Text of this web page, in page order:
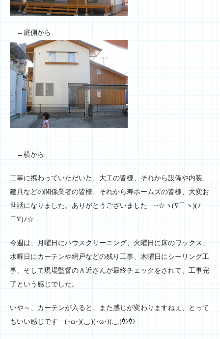
←庭側から
←横から
工事に携わっていただいた、大工の皆様、それから設備や内装、
建具などの関係業者の皆様、それから寿ホームズの皆様、大変お
世話になりました。ありがとうございました ~☆ヽ(∇⌒ヽ)(ﾉ
⌒∇)ﾉ☆
今週は、月曜日にハウスクリーニング、火曜日に床のワックス、
水曜日にカーテンや網戸などの残り工事、木曜日にシーリング工
事、そして現場監督のＡ近さんが最終チェックをされて、工事完
了という感じでした。
いや～、カーテンが入ると、また感じが変わりますねぇ、とって
もいい感じです (･ω･)(._.)(･ω･)(._.)ｳﾝｳﾝ